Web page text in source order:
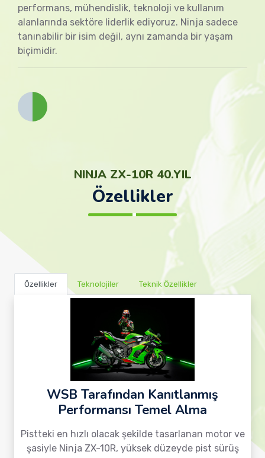
performans, mühendislik, teknoloji ve kullanım
alanlarında sektöre liderlik ediyoruz. Ninja sadece
tanınabilir bir isim değil, aynı zamanda bir yaşam
biçimidir.
NINJA ZX-10R 40.YIL
Özellikler
Özellikler Teknolojiler Teknik Özellikler
WSB Tarafından Kanıtlanmış
Performansı Temel Alma
Pistteki en hızlı olacak şekilde tasarlanan motor ve
şasiyle Ninja ZX-10R, yüksek düzeyde pist sürüş